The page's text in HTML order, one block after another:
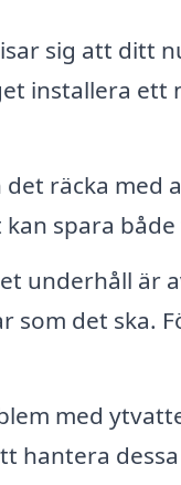
sig att ditt
installera ett
det räcka med
spara både
underhåll är
som det ska.
med
hantera